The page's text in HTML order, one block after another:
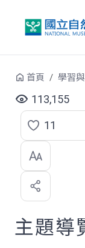
首頁 學習
113,155
點
選
喜
歡
11
主題導